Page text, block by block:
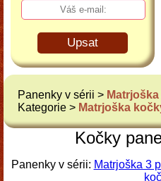
Upsat
Panenky v sérii >
Kategorie > Matrjoška
Kočky
Panenky v sérii: Matrjoška 3